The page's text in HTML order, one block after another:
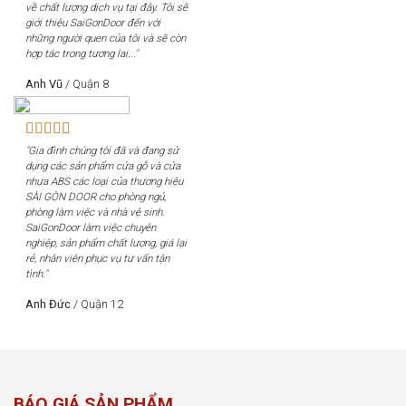
về chất lượng dịch vụ tại đây. Tôi sẽ
giới thiệu SaiGonDoor đến với
những người quen của tôi và sẽ còn
hợp tác trong tương lai..."
Anh Vũ / Quận 8
"Gia đình chúng tôi đã và đang sử
dụng các sản phẩm cửa gỗ và cửa
nhựa ABS các loại của thương hiệu
SÀI GÒN DOOR cho phòng ngủ,
phòng làm việc và nhà vệ sinh.
SaiGonDoor làm việc chuyên
nghiệp, sản phẩm chất lượng, giá lại
rẻ, nhân viên phục vụ tư vấn tận
tình."
Anh Đức / Quận 12